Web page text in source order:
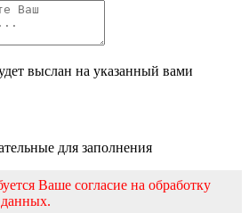
выслан на указанный вами
для заполнения
Ваше согласие на обработку